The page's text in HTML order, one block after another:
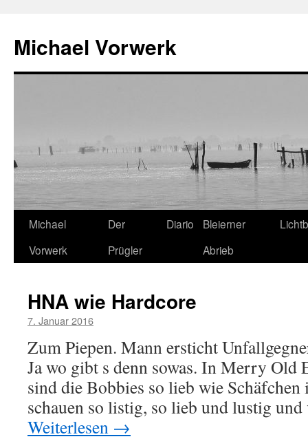
Michael Vorwerk
Zum
Inhalt
Michael
Vorwerk
Der
Prügler
Diario
Bleierner
Abrieb
HNA wie Hardcore
7. Januar 2016
Zum Piepen. Mann ersticht
Ja wo gibt s denn sowas. In Merry Old
sind die Bobbies so lieb wie
schauen so listig, so lieb und lustig
Weiterlesen →